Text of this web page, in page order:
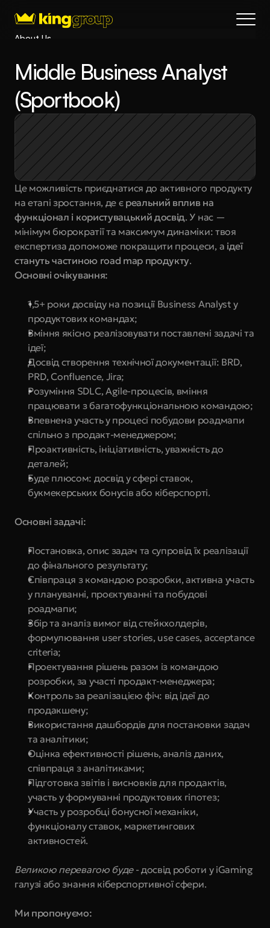
About Us
Services
Process
Coming Soon
Book a call
Middle Business Analyst
(Sportbook)
Це можливість приєднатися до активного продукту
на етапі зростання, де є реальний вплив на
функціонал і користувацький досвід. У нас —
мінімум бюрократії та максимум динаміки: твоя
експертиза допоможе покращити процеси, а ідеї
стануть частиною road map продукту.
Основні очікування:
1,5+ роки досвіду на позиції Business Analyst у
продуктових командах;
Вміння якісно реалізовувати поставлені задачі та
ідеї;
Досвід створення технічної документації: BRD,
PRD, Confluence, Jira;
Розуміння SDLC, Agile-процесів, вміння
працювати з багатофункціональною командою;
Впевнена участь у процесі побудови роадмапи
спільно з продакт-менеджером;
Проактивність, ініціативність, уважність до
деталей;
Буде плюсом: досвід у сфері ставок,
букмекерських бонусів або кіберспорті.
Основні задачі:
Постановка, опис задач та супровід їх реалізації
до фінального результату;
Співпраця з командою розробки, активна участь
у плануванні, проєктуванні та побудові
роадмапи;
Збір та аналіз вимог від стейкхолдерів,
формулювання user stories, use cases, acceptance
criteria;
Проектування рішень разом із командою
розробки, за участі продакт-менеджера;
Контроль за реалізацією фіч: від ідеї до
продакшену;
Використання дашбордів для постановки задач
та аналітики;
Оцінка ефективності рішень, аналіз даних,
співпраця з аналітиками;
Підготовка звітів і висновків для продактів,
участь у формуванні продуктових гіпотез;
Участь у розробці бонусної механіки,
функціоналу ставок, маркетингових
активностей.
Великою перевагою буде - досвід роботи у iGaming
галузі або знання кіберспортивної сфери.
Ми пропонуємо: